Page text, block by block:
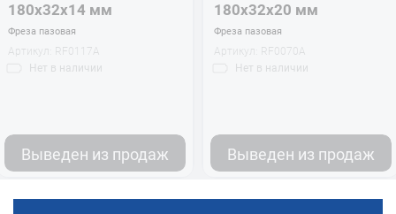
180х32х14 мм
Фреза пазовая
Артикул:
RF0117A
Нет в наличии
Выведен из продаж
180х32х20 мм
Фреза пазовая
Артикул:
RF0070A
Нет в наличии
Выведен из продаж